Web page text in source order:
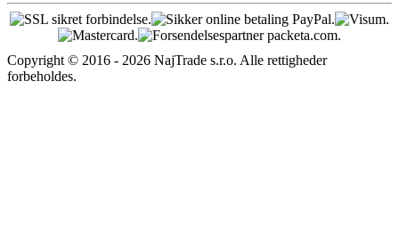
Copyright © 2016 - 2026 NajTrade s.r.o. Alle rettigheder
forbeholdes.